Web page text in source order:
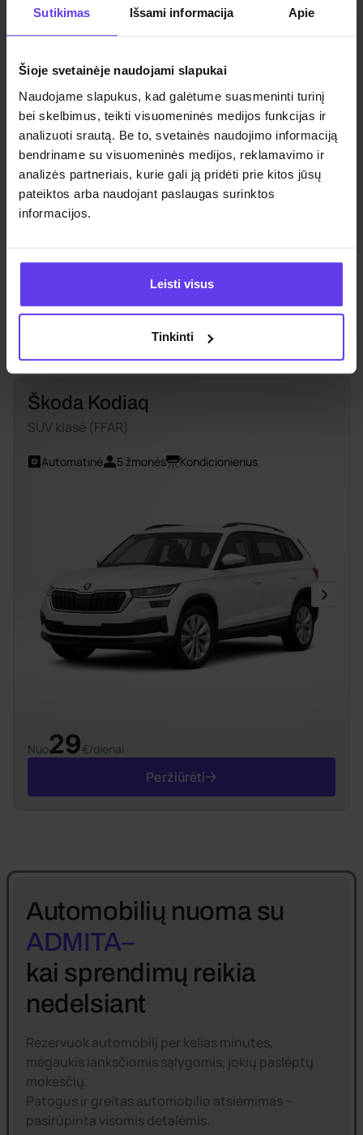
Sutikimas Išsami informacija Apie
Šioje svetainėje naudojami slapukai
Naudojame slapukus, kad galėtume suasmeninti turinį
bei skelbimus, teikti visuomeninės medijos funkcijas ir
analizuoti srautą. Be to, svetainės naudojimo informaciją
bendriname su visuomeninės medijos, reklamavimo ir
analizės partneriais, kurie gali ją pridėti prie kitos jūsų
pateiktos arba naudojant paslaugas surinktos
informacijos.
Leisti visus
Tinkinti
Toyota Yaris
pasirinkimas tiems, kurie ieško komfortiško automobilio
nuomos Klaipėdoje. „Admita” siūlo lanksčias sąlygas,
nemokamą rezervaciją bei galimybę atsiskaityti
grynaisiais.
Grąžinkite automobilį Klaipėdos centre ar oro uoste –
pasirinkimas priklauso nuo jūsų.
Mūsų automobiliai
Peržiūrėti visus automobilius
Škoda Kodiaq
SUV klasė (FFAR)
Automatinė 5 žmonės Kondicionierius
Nuo29€/dienai
Peržiūrėti
Automobilių nuoma su
ADMITA–
kai sprendimų reikia
nedelsiant
Rezervuok automobilį per kelias minutes,
mėgaukis lanksčiomis sąlygomis, jokių paslėptų
mokesčių.
Patogus ir greitas automobilio atsiėmimas –
pasirūpinta visomis detalėmis.